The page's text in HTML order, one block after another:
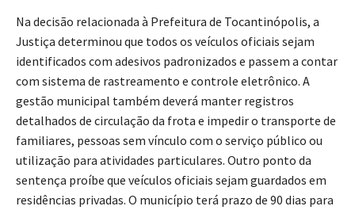
Na decisão relacionada à Prefeitura de Tocantinópolis, a
Justiça determinou que todos os veículos oficiais sejam
identificados com adesivos padronizados e passem a contar
com sistema de rastreamento e controle eletrônico. A
gestão municipal também deverá manter registros
detalhados de circulação da frota e impedir o transporte de
familiares, pessoas sem vínculo com o serviço público ou
utilização para atividades particulares. Outro ponto da
sentença proíbe que veículos oficiais sejam guardados em
residências privadas. O município terá prazo de 90 dias para